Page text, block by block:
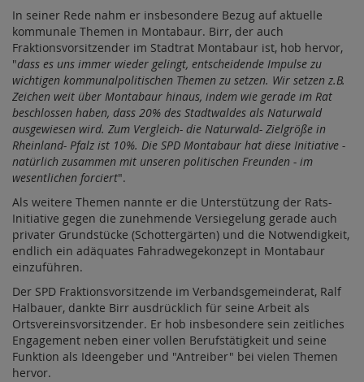
In seiner Rede nahm er insbesondere Bezug auf aktuelle
kommunale Themen in Montabaur. Birr, der auch
Fraktionsvorsitzender im Stadtrat Montabaur ist, hob hervor,
"dass es uns immer wieder gelingt, entscheidende Impulse zu
wichtigen kommunalpolitischen Themen zu setzen. Wir setzen z.B.
Zeichen weit über Montabaur hinaus, indem wie gerade im Rat
beschlossen haben, dass 20% des Stadtwaldes als Naturwald
ausgewiesen wird. Zum Vergleich- die Naturwald- Zielgröße in
Rheinland- Pfalz ist 10%. Die SPD Montabaur hat diese Initiative -
natürlich zusammen mit unseren politischen Freunden - im
wesentlichen forciert".
Als weitere Themen nannte er die Unterstützung der Rats-
Initiative gegen die zunehmende Versiegelung gerade auch
privater Grundstücke (Schottergärten) und die Notwendigkeit,
endlich ein adäquates Fahradwegekonzept in Montabaur
einzuführen.
Der SPD Fraktionsvorsitzende im Verbandsgemeinderat, Ralf
Halbauer, dankte Birr ausdrücklich für seine Arbeit als
Ortsvereinsvorsitzender. Er hob insbesondere sein zeitliches
Engagement neben einer vollen Berufstätigkeit und seine
Funktion als Ideengeber und "Antreiber" bei vielen Themen
hervor.